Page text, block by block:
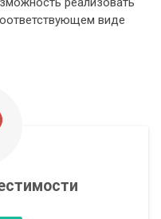
виде